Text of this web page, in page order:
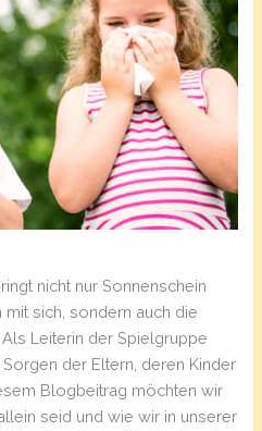
nicht nur Sonnenschein
sich, sondern auch die
Leiterin der Spielgruppe
der Eltern, deren Kinder
Blogbeitrag möchten wir
seid und wie wir in unserer